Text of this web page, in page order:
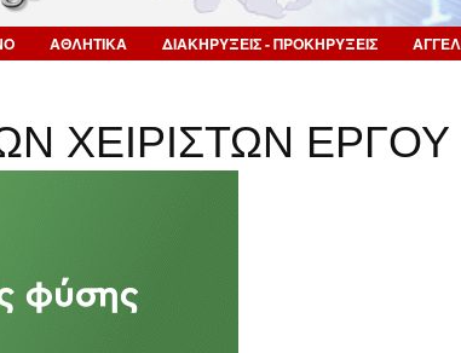
ΑΘΛΗΤΙΚΑ ΔΙΑΚΗΡΥΞΕΙΣ - ΠΡΟΚΗΡΥΞΕΙΣ
ΧΕΙΡΙΣΤΩΝ ΕΡΓΟΥ